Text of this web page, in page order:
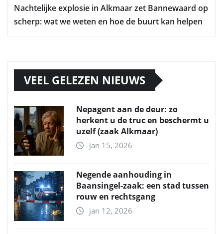
Nachtelijke explosie in Alkmaar zet Bannewaard op
scherp: wat we weten en hoe de buurt kan helpen
VEEL GELEZEN NIEUWS
Nepagent aan de deur: zo
herkent u de truc en beschermt u
uzelf (zaak Alkmaar)
jan 15, 2026
Negende aanhouding in
Baansingel-zaak: een stad tussen
rouw en rechtsgang
jan 12, 2026